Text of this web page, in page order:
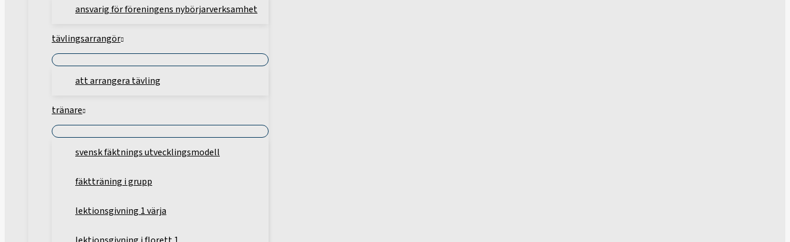
ansvarig för föreningens nybörjarverksamhet
tävlingsarrangör
att arrangera tävling
tränare
svensk fäktnings utvecklingsmodell
fäktträning i grupp
lektionsgivning 1 värja